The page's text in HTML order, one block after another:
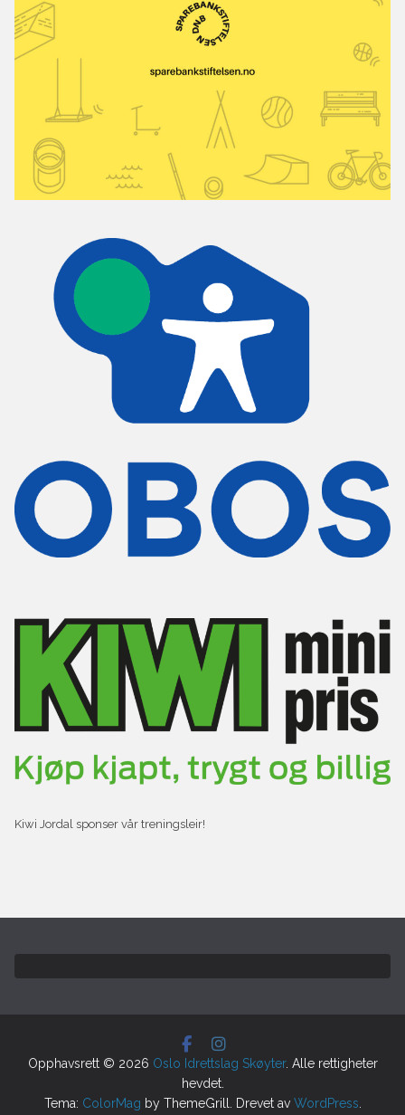
Kiwi Jordal sponser vår treningsleir!
Opphavsrett © 2026 Oslo Idrettslag Skøyter. Alle rettigheter
hevdet.
Tema: ColorMag by ThemeGrill. Drevet av WordPress